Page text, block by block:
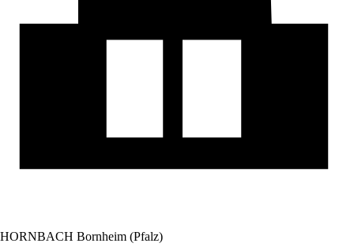
HORNBACH Bornheim (Pfalz)